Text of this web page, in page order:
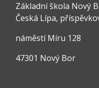
Základní škola Nový
Česká Lípa,
náměstí Míru 128
47301 Nový Bor